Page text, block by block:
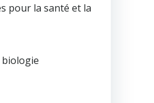
pour la santé et la